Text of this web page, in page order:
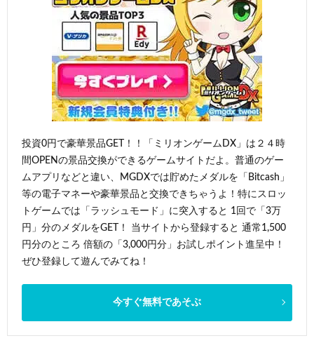
投資0円で豪華景品GET！！「ミリオンゲームDX」は２４時
間OPENの景品交換ができるゲームサイトだよ。普通のゲー
ムアプリなどと違い、MGDXでは貯めたメダルを「Bitcash」
等の電子マネーや豪華景品と交換できちゃうよ！特にスロッ
トゲームでは「ラッシュモード」に突入すると 1回で「3万
円」分のメダルをGET！ 当サイトから登録すると 通常1,500
円分のところ 倍額の「3,000円分」お試しポイント進呈中！
ぜひ登録して遊んでみてね！
今すぐ無料であそぶ